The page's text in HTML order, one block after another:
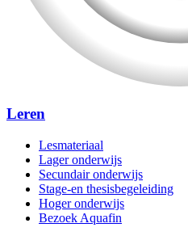
Leren
Lesmateriaal
Lager onderwijs
Secundair onderwijs
Stage-en thesisbegeleiding
Hoger onderwijs
Bezoek Aquafin